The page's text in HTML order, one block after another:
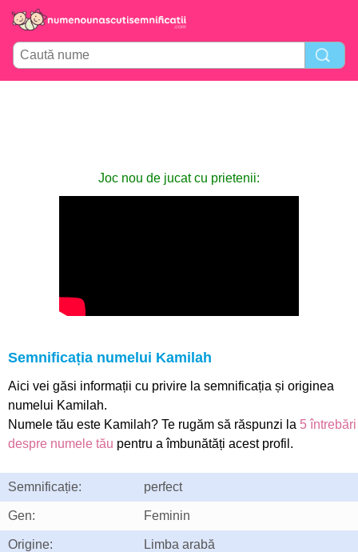
Joc nou de jucat cu prietenii:
Semnificația numelui Kamilah
Aici vei găsi informații cu privire la semnificația și originea
numelui Kamilah.
Numele tău este Kamilah? Te rugăm să răspunzi la 5 întrebări
despre numele tău pentru a îmbunătăți acest profil.
Semnificație: perfect
Gen: Feminin
Origine: Limba arabă